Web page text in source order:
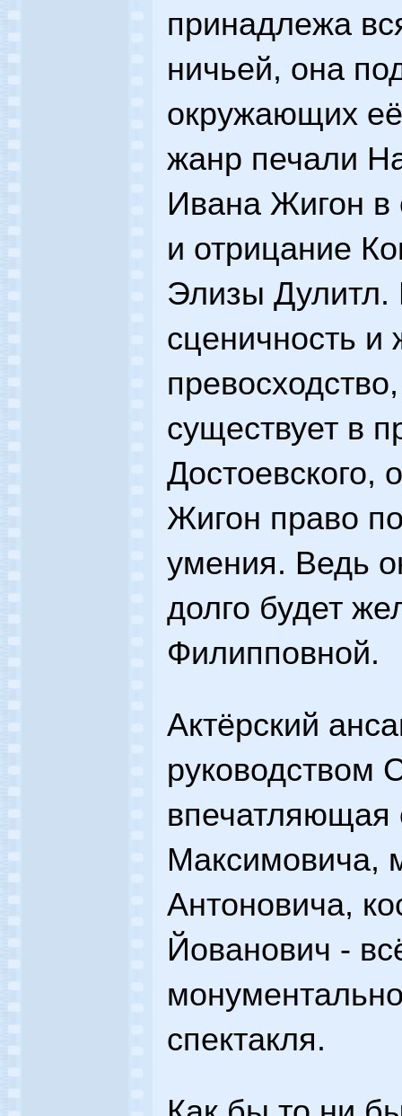
принадлежа
ничьей, она
окружающих
жанр печали
Ивана Жигон в
и отрицание
Элизы Дулитл.
сценичность и
существует в
Достоевского,
Жигон право
умения. Ведь
долго будет
Филипповной.
Актёрский
руководством
впечатляющая
Максимовича,
Антоновича,
Йованович -
спектакля.